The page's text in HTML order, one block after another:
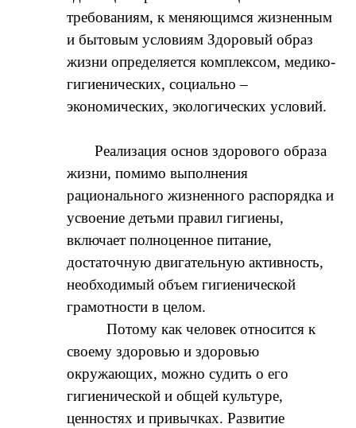
требованиям, к меняющимся жизненным
и бытовым условиям Здоровый образ
жизни определяется комплексом, медико-
гигиенических, социально –
экономических, экологических условий.
Реализация основ здорового образа
жизни, помимо выполнения
рационального жизненного распорядка и
усвоение детьми правил гигиены,
включает полноценное питание,
достаточную двигательную активность,
необходимый объем гигиенической
грамотности в целом.
Потому как человек относится к
своему здоровью и здоровью
окружающих, можно судить о его
гигиенической и общей культуре,
ценностях и привычках. Развитие